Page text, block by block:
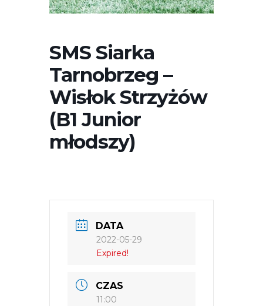
SMS Siarka
Tarnobrzeg –
Wisłok Strzyżów
(B1 Junior
młodszy)
DATA
2022-05-29
Expired!
CZAS
11:00